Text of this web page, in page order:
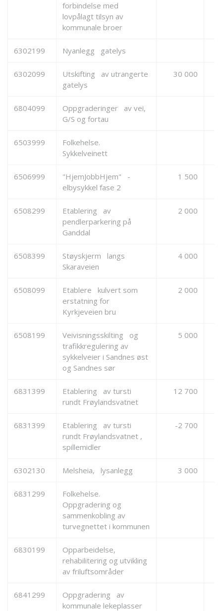
forbindelse med
lovpålagt tilsyn av
kommunale broer
6302199 Nyanlegg gatelys
6302099
Utskifting av utrangerte
gatelys
30 000
6804099
Oppgraderinger av vei,
G/S og fortau
6503999
Folkehelse.
Sykkelveinett
6506999
"HjemJobbHjem" -
elbysykkel fase 2
1 500
6508299
Etablering av
pendlerparkering på
Ganddal
2 000
6508399
Støyskjerm langs
Skaraveien
4 000
6508099
Etablere kulvert som
erstatning for
Kyrkjeveien bru
2 000
6508199
Veivisningsskilting og
trafikkregulering av
sykkelveier i Sandnes øst
og Sandnes sør
5 000
6831399
Etablering av tursti
rundt Frøylandsvatnet
12 700
6831399
Etablering av tursti
rundt Frøylandsvatnet ,
spillemidler
-2 700
6302130 Melsheia, lysanlegg 3 000
6831299
Folkehelse.
Oppgradering og
sammenkobling av
turvegnettet i kommunen
6830199
Opparbeidelse,
rehabilitering og utvikling
av friluftsområder
6841299
Oppgradering av
kommunale lekeplasser